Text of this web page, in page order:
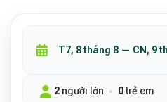
2 người lớn 0trẻ em